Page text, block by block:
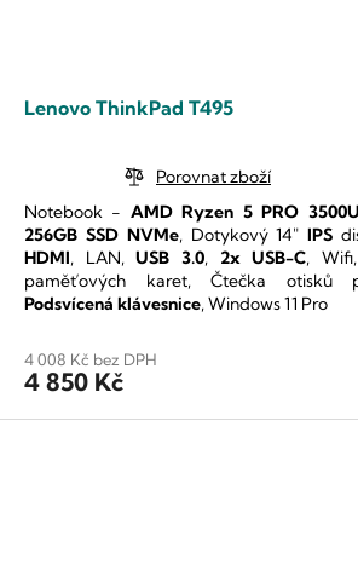
Lenovo ThinkPad T495
je
5,0
z
5
hvězdiček.
Porovnat zboží
4 008 Kč bez DPH
4 850 Kč
Notebook - AMD Ryzen 5 PRO 3500U
256GB SSD NVMe, Dotykový 14"IPS
HDMI, LAN,USB 3.0, 2x USB-C,
paměťových karet, Čtečka otisků
Podsvícená klávesnice, Windows 11 Pro